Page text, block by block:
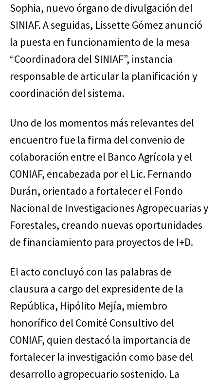
Sophia, nuevo órgano de divulgación del
SINIAF. A seguidas, Lissette Gómez anunció
la puesta en funcionamiento de la mesa
“Coordinadora del SINIAF”, instancia
responsable de articular la planificación y
coordinación del sistema.
Uno de los momentos más relevantes del
encuentro fue la firma del convenio de
colaboración entre el Banco Agrícola y el
CONIAF, encabezada por el Lic. Fernando
Durán, orientado a fortalecer el Fondo
Nacional de Investigaciones Agropecuarias y
Forestales, creando nuevas oportunidades
de financiamiento para proyectos de I+D.
El acto concluyó con las palabras de
clausura a cargo del expresidente de la
República, Hipólito Mejía, miembro
honorífico del Comité Consultivo del
CONIAF, quien destacó la importancia de
fortalecer la investigación como base del
desarrollo agropecuario sostenido. La